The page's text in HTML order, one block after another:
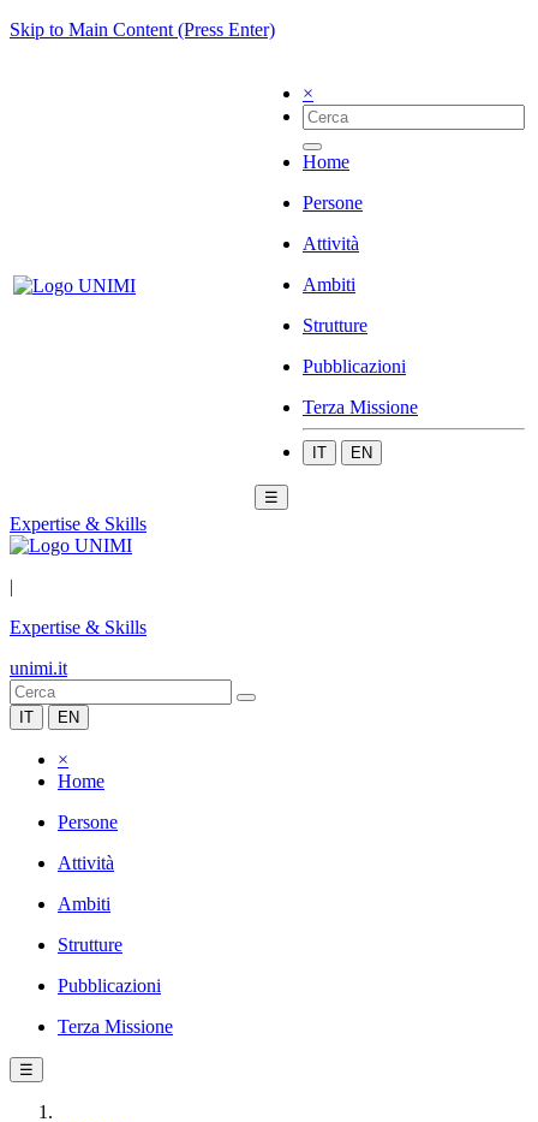
Skip to Main Content (Press Enter)
×
Home
Persone
Attività
Ambiti
Strutture
Pubblicazioni
Terza Missione
IT EN
☰
Expertise & Skills
|
Expertise & Skills
unimi.it
IT EN
×
Home
Persone
Attività
Ambiti
Strutture
Pubblicazioni
Terza Missione
☰